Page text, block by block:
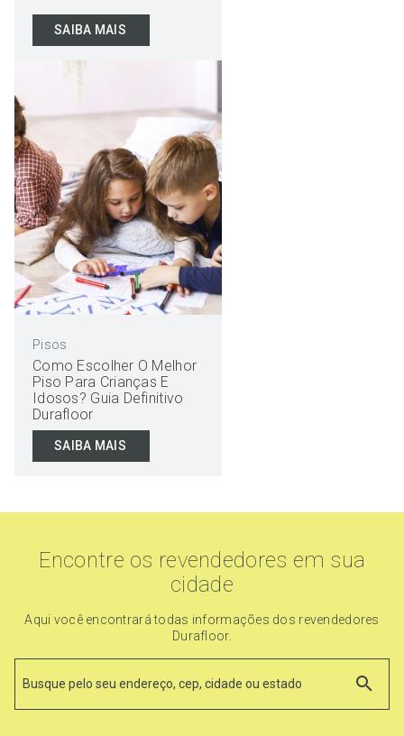
SAIBA MAIS
Pisos
Como Escolher O Melhor
Piso Para Crianças E
Idosos? Guia Definitivo
Durafloor
SAIBA MAIS
Encontre os revendedores em sua
cidade
Aqui você encontrará todas informações dos revendedores
Durafloor.